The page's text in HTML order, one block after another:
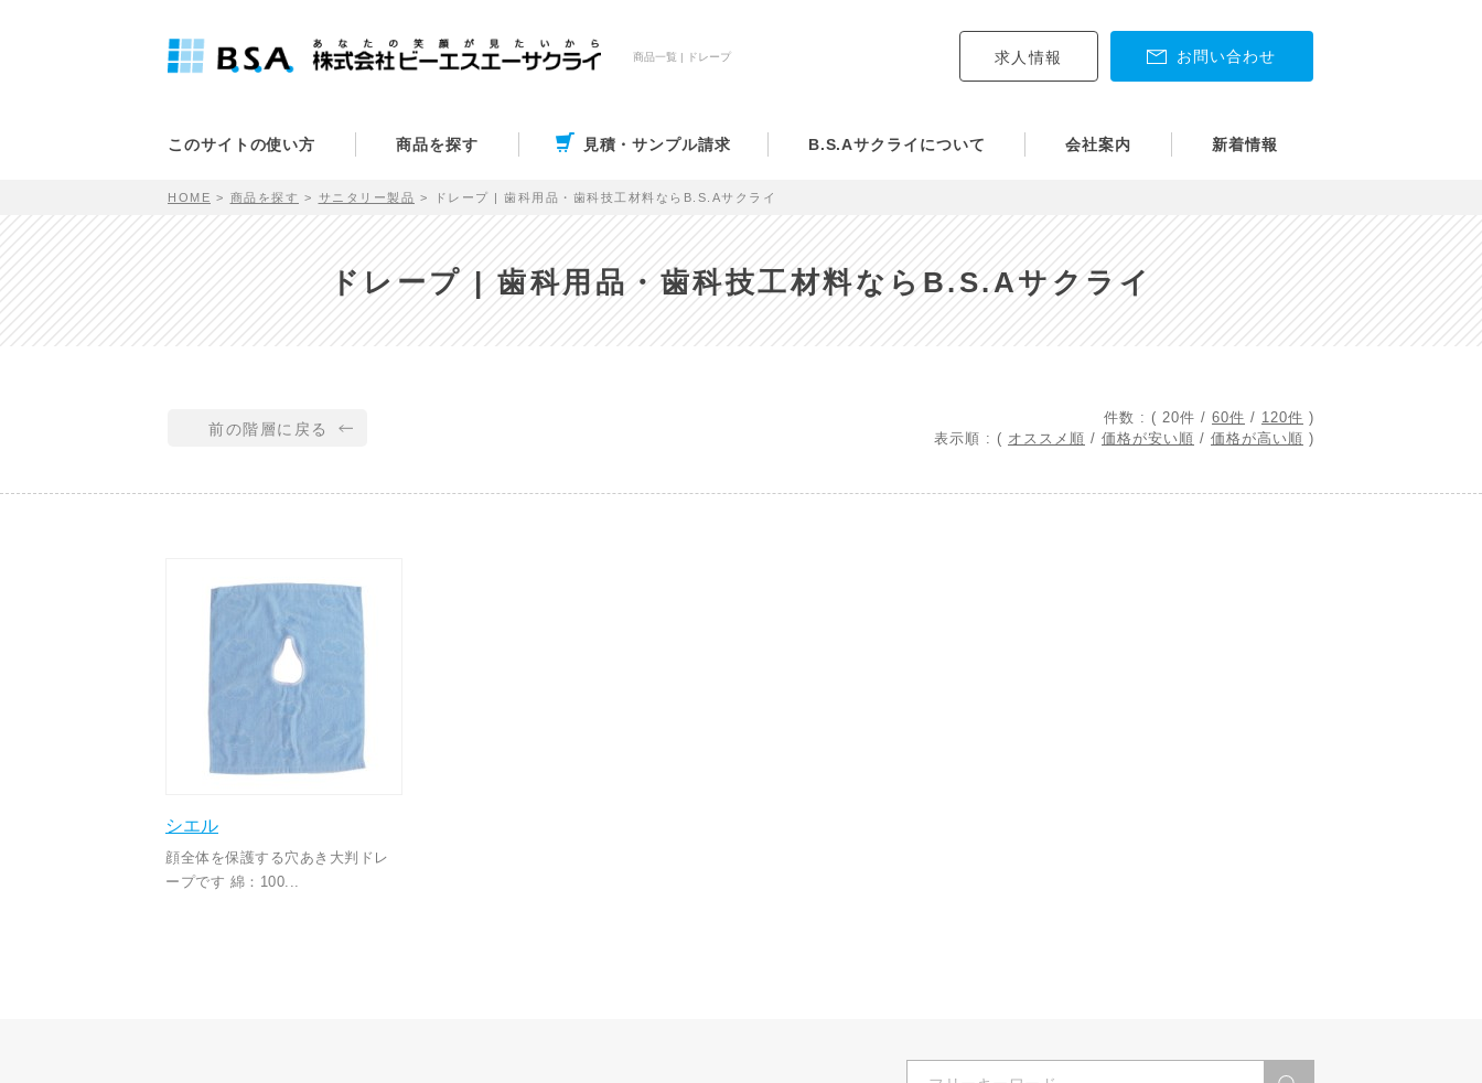
商品一覧 | ドレープ お問い合わせ
求人情報
このサイトの使い方 商品を探す 見積・サンプル請求 B.S.Aサクライについて 会社案内 新着情報
HOME 商品を探す サニタリー製品 ドレープ | 歯科用品・歯科技工材料ならB.S.Aサクライ
ドレープ | 歯科用品・歯科技工材料ならB.S.Aサクライ
前の階層に戻る
件数 : ( 20件 / 60件 / 120件 )
表示順 : ( オススメ順 / 価格が安い順 / 価格が高い順 )
シエル
顔全体を保護する穴あき大判ドレ
ープです 綿：100...